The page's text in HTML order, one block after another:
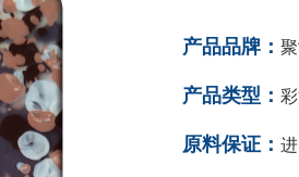
产品品牌：
产品类型：
原料保证：